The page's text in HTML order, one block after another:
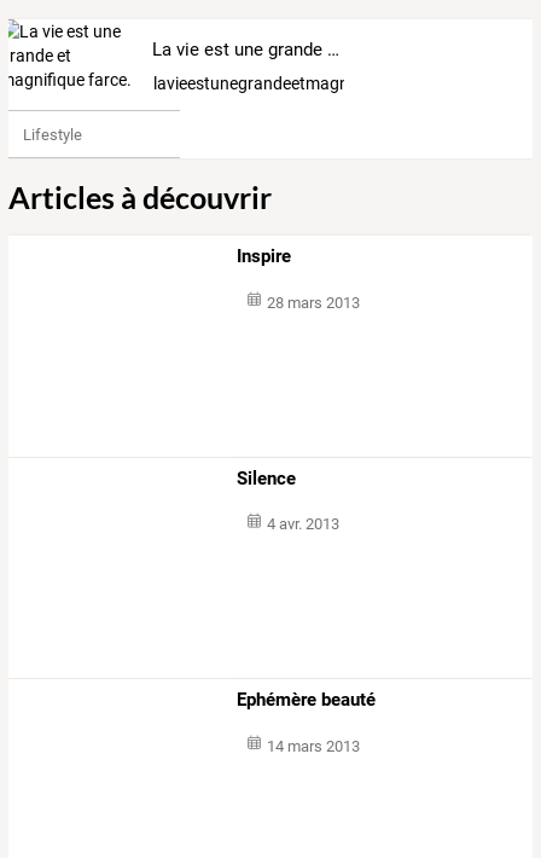
La vie est une grande et magnifique farce.
lavieestunegrandeetmagnifiquefarce
Lifestyle
Articles à découvrir
Inspire
28 mars 2013
Silence
4 avr. 2013
Ephémère beauté
14 mars 2013